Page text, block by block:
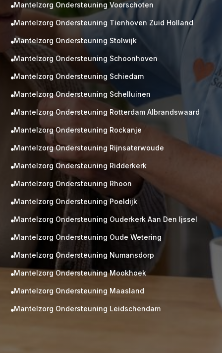
Gratis
M
Neem vrijblijvend contact op!
Mantelzorg Ondersteuning Voorschoten
Mantelzorg Ondersteuning Tienhoven Zuid Holland
Mantelzorg Ondersteuning Stolwijk
Mantelzorg Ondersteuning Schoonhoven
Mantelzorg Ondersteuning Schiedam
Mantelzorg Ondersteuning Schelluinen
Mantelzorg Ondersteuning Rotterdam Albrandswaard
Mantelzorg Ondersteuning Rockanje
Mantelzorg Ondersteuning Rijnsaterwoude
Mantelzorg Ondersteuning Ridderkerk
Mantelzorg Ondersteuning Rhoon
Mantelzorg Ondersteuning Poeldijk
Mantelzorg Ondersteuning Ouderkerk Aan Den Ijssel
Mantelzorg Ondersteuning Oude Wetering
Mantelzorg Ondersteuning Numansdorp
Mantelzorg Ondersteuning Mookhoek
Mantelzorg Ondersteuning Maasland
Mantelzorg Ondersteuning Leidschendam